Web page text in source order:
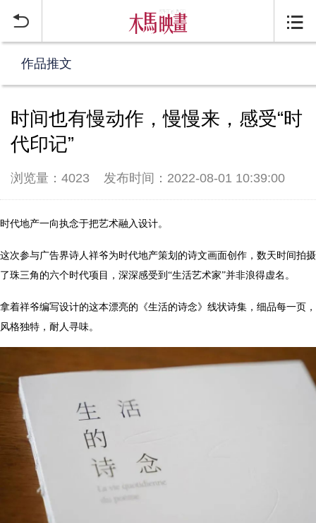
 
作品推文
时间也有慢动作，慢慢来，感受“时
代印记”
浏览量：4023 发布时间：2022-08-01 10:39:00
时代地产一向执念于把艺术融入设计。
这次参与广告界诗人祥爷为时代地产策划的诗文画面创作，数天时间拍摄
了珠三角的六个时代项目，深深感受到 “生活艺术家”并非浪得虚名。
拿着祥爷编写设计的这本漂亮的《生活的诗念》线状诗集，细品每一页，
风格独特，耐人寻味。